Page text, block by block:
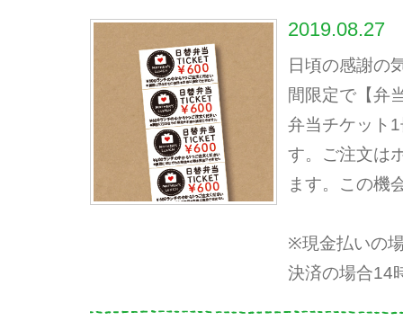
2019.08.27
日頃の感謝の
間限定で【弁
弁当チケット
す。ご注文は
ます。この機
※現金払いの
決済の場合14